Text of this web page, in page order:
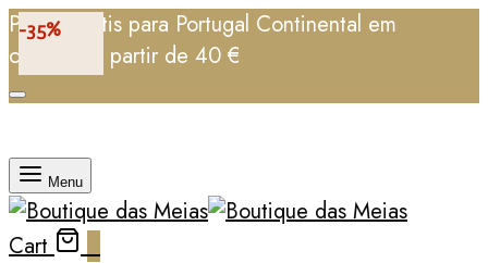
Portes grátis para Portugal Continental em
compras a partir de 40 €
Menu
Cart 0
-50%
-35%
-50%
-35%
-50%
-35%
-35%
-35%
-35%